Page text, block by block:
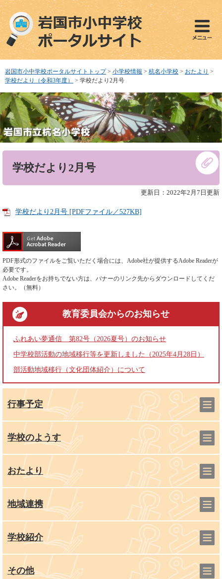
ペ
で
す
メ
ば
し
本
文
へ
岩国市小中学校ポータルサイトトップ > 小学校情報 > 杭名小学校 > おたより >
学校だより（令和3年度）
> 学校だより2月号
学校だより2月号
更新日：2022年2月7日更新
学校だより2月号 [PDFファイル／527KB]
PDF形式のファイルをご覧いただく場合には、Adobe社が提供するAdobe Readerが
必要です。
Adobe Readerをお持ちでない方は、バナーのリンク先からダウンロードしてくだ
さい。（無料）
教育委員会からのお知らせ
ふれあい夢通信 第82号（2026夏号）のお知らせ
中学校部活動の地域移行等を更新しました（2025年4月28日）
部活動地域移行（文化団体紹介）について
行事予定
学校のようす
おたより
地域連携
学校紹介
その他